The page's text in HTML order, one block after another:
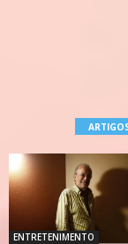
ENTRETENIMENTO